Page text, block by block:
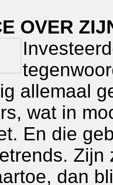
OVER
allemaal
wat in
En die
dan